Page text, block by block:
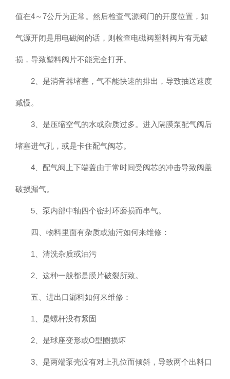
值在4～7公斤为正常。然后检查气源阀门的开度位置，如
气源开闭是用电磁阀的话，则检查电磁阀塑料阀片有无破
损，导致塑料阀片不能完全打开。
2、是消音器堵塞，气不能快速的排出，导致抽送速度
减慢。
3、是压缩空气的水或杂质过多。进入隔膜泵配气阀后
堵塞进气孔，或是卡住配气阀芯。
4、配气阀上下端盖由于常时间受阀芯的冲击导致阀盖
破损漏气。
5、泵内部中轴四个密封环磨损而串气。
四、物料里面有杂质或油污如何来维修：
1、清洗杂质或油污
2、这种一般都是膜片破裂所致。
五、进出口漏料如何来维修：
1、是螺杆没有紧固
2、是球座变形或O型圈损坏
3、是两端泵壳没有对上孔位而倾斜，导致两个出料口